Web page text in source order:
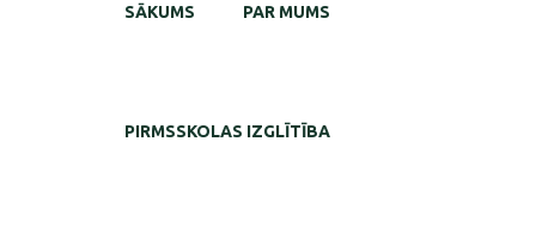
SĀKUMS PAR MUMS
PIRMSSKOLAS IZGLĪTĪBA